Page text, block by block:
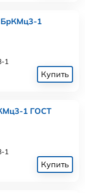
БрКМц3-1
1
Купить
1 ГОСТ
1
Купить